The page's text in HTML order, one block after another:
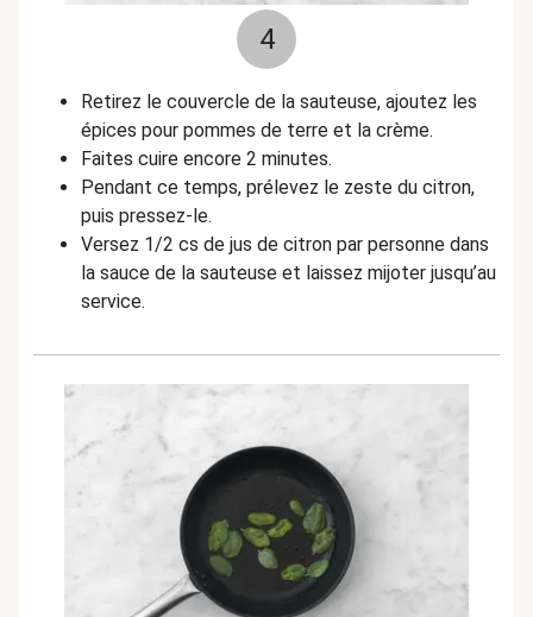
4
Retirez le couvercle de la sauteuse, ajoutez les
épices pour pommes de terre et la crème.
Faites cuire encore 2 minutes.
Pendant ce temps, prélevez le zeste du citron,
puis pressez-le.
Versez 1/2 cs de jus de citron par personne dans
la sauce de la sauteuse et laissez mijoter jusqu’au
service.